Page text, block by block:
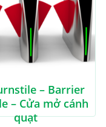
– Barrier
– Cửa mở cánh
quạt